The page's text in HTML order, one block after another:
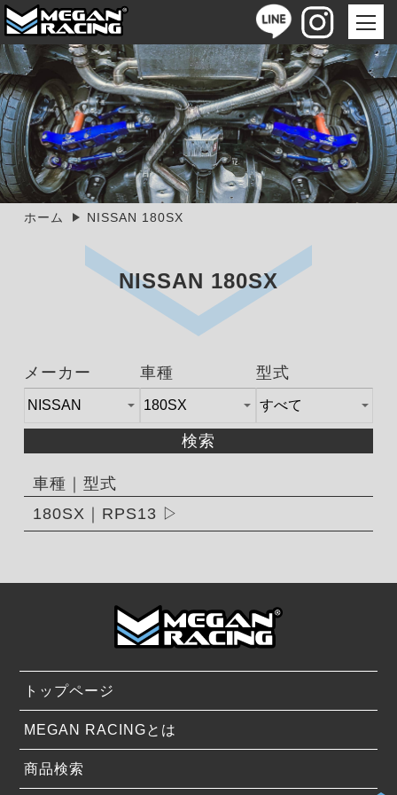
ホーム NISSAN 180SX
NISSAN 180SX
メーカー 車種 型式
検索
車種｜型式
180SX｜RPS13
トップページ
MEGAN RACINGとは
商品検索